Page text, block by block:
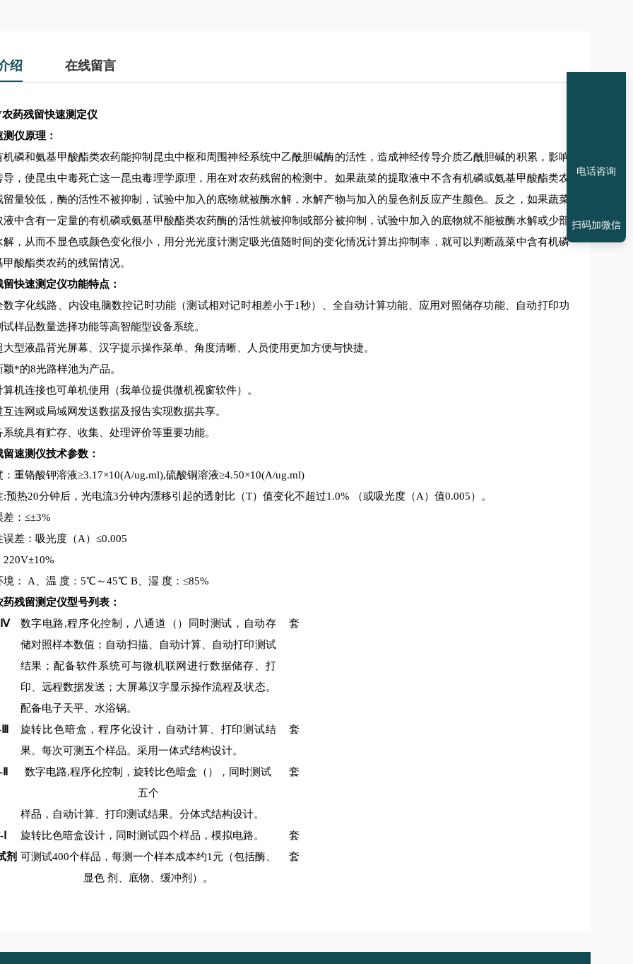
绍 在线留言
农药残留快速测定仪
仪原理：
机磷和氨基甲酸酯类农药能抑制昆虫中枢和周围神经系统中乙酰胆碱酶的活性，造成神经传导介质乙酰胆碱的积累，影响
导，使昆虫中毒死亡这一昆虫毒理学原理，用在对农药残留的检测中。如果蔬菜的提取液中不含有机磷或氨基甲酸酯类农
留量较低，酶的活性不被抑制，试验中加入的底物就被酶水解，水解产物与加入的显色剂反应产生颜色。反之，如果蔬菜
液中含有一定量的有机磷或氨基甲酸酯类农药酶的活性就被抑制或部分被抑制，试验中加入的底物就不能被酶水解或少部
解，从而不显色或颜色变化很小，用分光光度计测定吸光值随时间的变化情况计算出抑制率，就可以判断蔬菜中含有机磷
酸酯类农药的残留情况。
留快速测定仪功能特点：
数字化线路、内设电脑数控记时功能（测试相对记时相差小于1秒）、全自动计算功能、应用对照储存功能、自动打印功
试样品数量选择功能等高智能型设备系统。
大型液晶背光屏幕、汉字提示操作菜单、角度清晰、人员使用更加方便与快捷。
颖*的8光路样池为产品。
算机连接也可单机使用（我单位提供微机视窗软件）。
互连网或局域网发送数据及报告实现数据共享。
系统具有贮存、收集、处理评价等重要功能。
速测仪技术参数：
：重铬酸钾溶液≥3.17×10(A/ug.ml),硫酸铜溶液≥4.50×10(A/ug.ml)
:预热20分钟后，光电流3分钟内漂移引起的透射比（T）值变化不超过1.0% （或吸光度（A）值0.005）。
差：≤±3%
误差：吸光度（A）≤0.005
220V±10%
境： A、温 度：5℃～45℃ B、湿 度：≤85%
药残留测定仪型号列表：
Ⅳ
数字电路,程序化控制，八通道（）同时测试，自动存
储对照样本数值；自动扫描、自动计算、自动打印测试
结果；配备软件系统可与微机联网进行数据储存、打
印、远程数据发送；大屏幕汉字显示操作流程及状态。
配备电子天平、水浴锅。
套
旋转比色暗盒，程序化设计，自动计算、打印测试结
果。每次可测五个样品。采用一体式结构设计。
套
Ⅱ
数字电路,程序化控制，旋转比色暗盒（），同时测试
五个
样品，自动计算、打印测试结果。分体式结构设计。
套
旋转比色暗盒设计，同时测试四个样品，模拟电路。
套
剂 可测试400个样品，每测一个样本成本约1元（包括酶、
显色 剂、底物、缓冲剂）。
套
电话咨询
扫码加微信